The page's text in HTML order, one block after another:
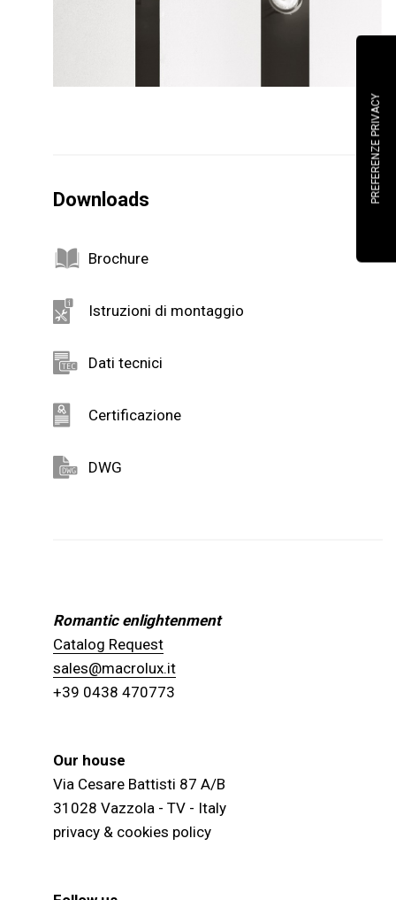
Downloads
Brochure
Istruzioni di montaggio
Dati tecnici
Certificazione
DWG
Romantic enlightenment
Catalog Request
sales@macrolux.it
+39 0438 470773
Our house
Via Cesare Battisti 87 A/B
31028 Vazzola - TV - Italy
privacy & cookies policy